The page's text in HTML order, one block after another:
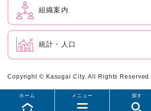
メニュー
ホーム 探す
組織案内
統計・人口
Copyright © Kasugai City. All Rights Reserved.